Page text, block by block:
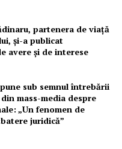
partenera de viață
și-a publicat
avere și de interese
sub semnul întrebării
mass-media despre
„Un fenomen de
juridică”